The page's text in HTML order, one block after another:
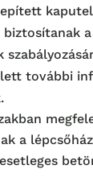
további
a